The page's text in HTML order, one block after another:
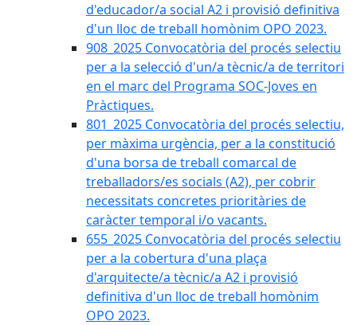
d'educador/a social A2 i provisió definitiva
d'un lloc de treball homònim OPO 2023.
908_2025 Convocatòria del procés selectiu
per a la selecció d'un/a tècnic/a de territori
en el marc del Programa SOC-Joves en
Pràctiques.
801_2025 Convocatòria del procés selectiu,
per màxima urgència, per a la constitució
d'una borsa de treball comarcal de
treballadors/es socials (A2), per cobrir
necessitats concretes prioritàries de
caràcter temporal i/o vacants.
655_2025 Convocatòria del procés selectiu
per a la cobertura d'una plaça
d'arquitecte/a tècnic/a A2 i provisió
definitiva d'un lloc de treball homònim
OPO 2023.